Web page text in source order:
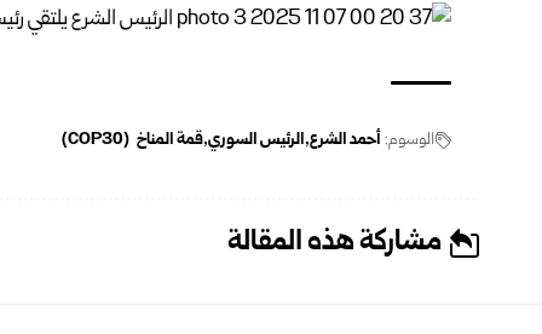
الوسوم: أحمد الشرع الرئيس السوري قمة المناخ (COP30)
مشاركة هذه المقالة